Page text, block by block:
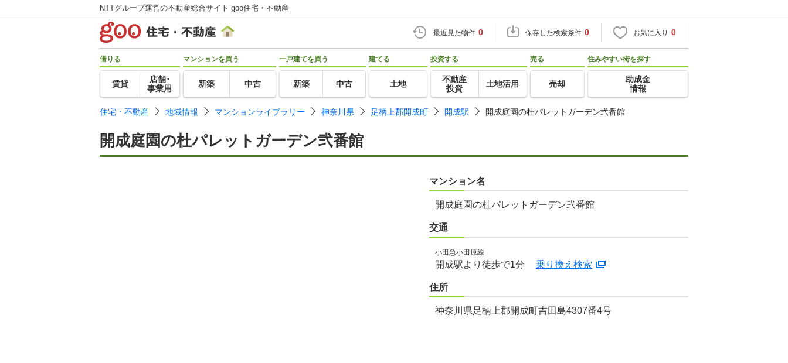
NTTグループ運営の不動産総合サイト goo住宅・不動産
最近見た物件 0 保存した検索条件 0 お気に入り 0
借りる
賃貸
店舗･
事業用
マンションを買う
新築 中古
一戸建てを買う
新築 中古
建てる
土地
投資する
不動産
投資
土地活用
売る
売却
住みやすい街を探す
助成金
情報
住宅・不動産 地域情報 マンションライブラリー 神奈川県 足柄上郡開成町 開成駅 開成庭園の杜パレットガーデン弐番館
開成庭園の杜パレットガーデン弐番館
マンション名
開成庭園の杜パレットガーデン弐番館
交通
小田急小田原線
開成駅より徒歩で1分 乗り換え検索
住所
神奈川県足柄上郡開成町吉田島4307番4号